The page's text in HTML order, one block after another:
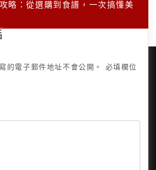
略：從選購到食譜，一次搞懂美
的電子郵件地址不會公開。
必填欄位